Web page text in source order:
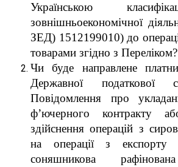
Українською
зовнішньоекономічної
ЗЕД) 1512199010) до
товарами згідно з Переліком?
Чи буде направлене
Державної податкової
Повідомлення про
ф’ючерного контракту
здійснення операцій з
на операції з експорту
соняшникова